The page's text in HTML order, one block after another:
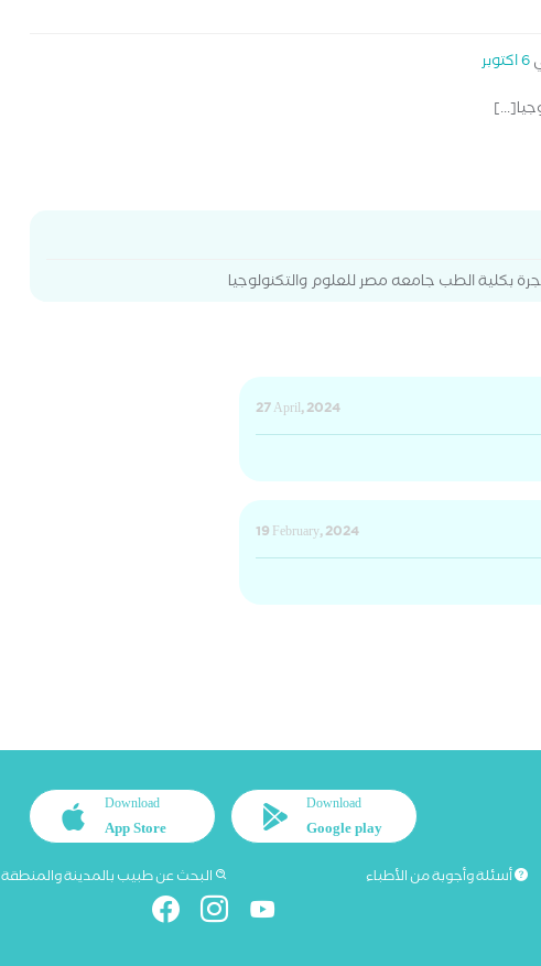
6 اكتوبر
بكلية الطب جامعه مصر للعلوم والتكنولوجيا
27 April, 2024
19 February, 2024
Download
Google play
Download
App Store
أسئلة وأجوبة من الأطباء البحث عن طبيب بالمدينة والمنطقة